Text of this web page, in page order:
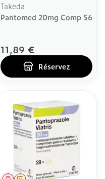
Takeda
Pantomed 20mg Comp 56
11,89 €
Réservez